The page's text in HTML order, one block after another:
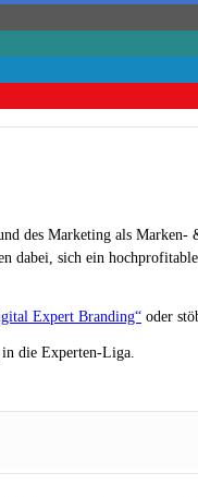
des Marketing als
dabei, sich ein
Expert Branding“ oder
die Experten-Liga.